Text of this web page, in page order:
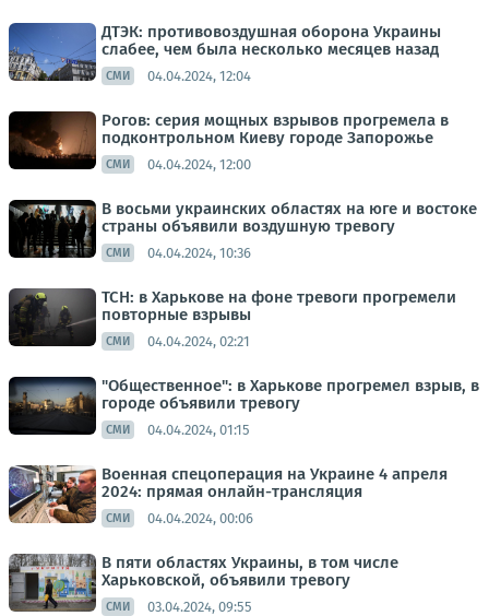
ДТЭК: противовоздушная оборона Украины
слабее, чем была несколько месяцев назад
СМИ 04.04.2024, 12:04
Рогов: серия мощных взрывов прогремела в
подконтрольном Киеву городе Запорожье
СМИ 04.04.2024, 12:00
В восьми украинских областях на юге и востоке
страны объявили воздушную тревогу
СМИ 04.04.2024, 10:36
ТСН: в Харькове на фоне тревоги прогремели
повторные взрывы
СМИ 04.04.2024, 02:21
"Общественное": в Харькове прогремел взрыв, в
городе объявили тревогу
СМИ 04.04.2024, 01:15
Военная спецоперация на Украине 4 апреля
2024: прямая онлайн-трансляция
СМИ 04.04.2024, 00:06
В пяти областях Украины, в том числе
Харьковской, объявили тревогу
СМИ 03.04.2024, 09:55